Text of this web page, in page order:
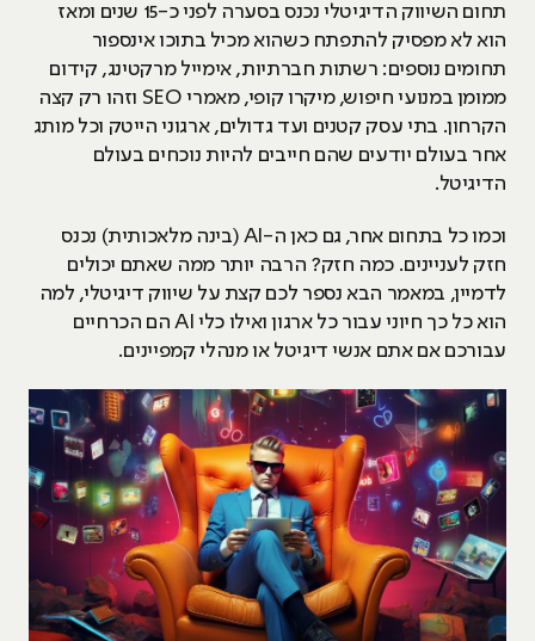
תחום השיווק הדיגיטלי נכנס בסערה לפני כ-15 שנים ומאז
הוא לא מפסיק להתפתח כשהוא מכיל בתוכו אינספור
תחומים נוספים: רשתות חברתיות, אימייל מרקטינג, קידום
ממומן במנועי חיפוש, מיקרו קופי, מאמרי SEO וזהו רק קצה
הקרחון. בתי עסק קטנים ועד גדולים, ארגוני הייטק וכל מותג
אחר בעולם יודעים שהם חייבים להיות נוכחים בעולם
הדיגיטל.
וכמו כל בתחום אחר, גם כאן ה-AI (בינה מלאכותית) נכנס
חזק לעניינים. כמה חזק? הרבה יותר ממה שאתם יכולים
לדמיין, במאמר הבא נספר לכם קצת על שיווק דיגיטלי, למה
הוא כל כך חיוני עבור כל ארגון ואילו כלי AI הם הכרחיים
עבורכם אם אתם אנשי דיגיטל או מנהלי קמפיינים.